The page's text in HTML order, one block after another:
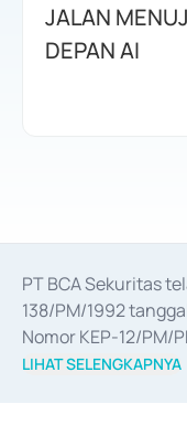
JALAN
DEPAN AI
PT BCA Sekuritas
138/PM/1992
Nomor KEP-12/PM/
merger, akuisisi,
LIHAT SELENGKAPNYA